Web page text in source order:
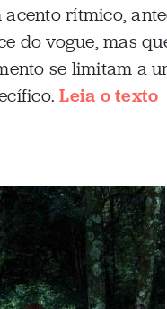
acento rítmico,
do vogue, mas
se limitam a
Leia o texto